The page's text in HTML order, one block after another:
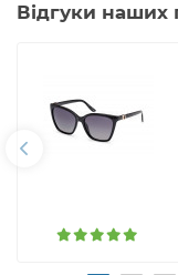
Відгуки наших